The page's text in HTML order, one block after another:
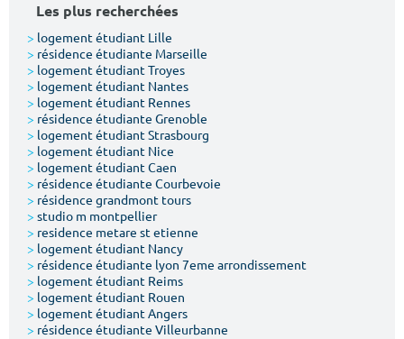
Type de location
Votre date d'entrée
Chercher
Les plus recherchées
> logement étudiant Lille
> résidence étudiante Marseille
> logement étudiant Troyes
> logement étudiant Nantes
> logement étudiant Rennes
> résidence étudiante Grenoble
> logement étudiant Strasbourg
> logement étudiant Nice
> logement étudiant Caen
> résidence étudiante Courbevoie
> résidence grandmont tours
> studio m montpellier
> residence metare st etienne
> logement étudiant Nancy
> résidence étudiante lyon 7eme arrondissement
> logement étudiant Reims
> logement étudiant Rouen
> logement étudiant Angers
> résidence étudiante Villeurbanne